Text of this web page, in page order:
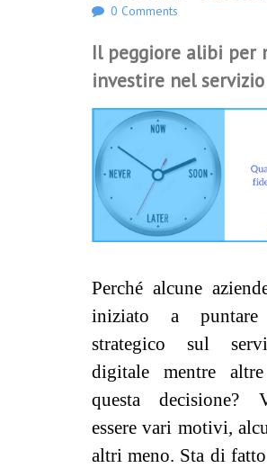
0 Comments
Il peggiore alibi per
investire nel
Perché alcune
iniziato a
strategico sul
digitale mentre
questa decisione?
essere vari motivi,
altri meno. Sta di